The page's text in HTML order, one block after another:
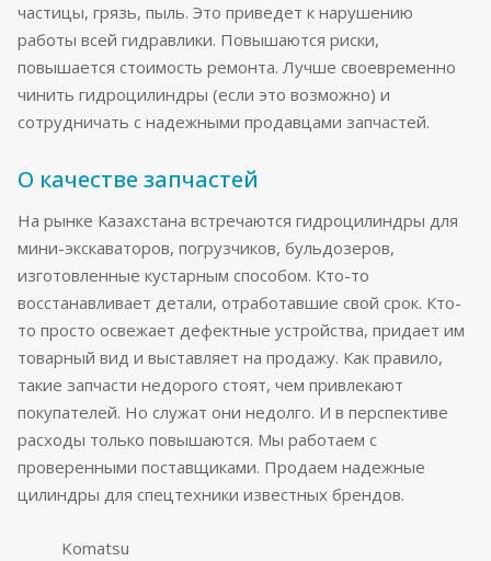
частицы, грязь, пыль. Это приведет к нарушению
работы всей гидравлики. Повышаются риски,
повышается стоимость ремонта. Лучше своевременно
чинить гидроцилиндры (если это возможно) и
сотрудничать с надежными продавцами запчастей.
О качестве запчастей
На рынке Казахстана встречаются гидроцилиндры для
мини-экскаваторов, погрузчиков, бульдозеров,
изготовленные кустарным способом. Кто-то
восстанавливает детали, отработавшие свой срок. Кто-
то просто освежает дефектные устройства, придает им
товарный вид и выставляет на продажу. Как правило,
такие запчасти недорого стоят, чем привлекают
покупателей. Но служат они недолго. И в перспективе
расходы только повышаются. Мы работаем с
проверенными поставщиками. Продаем надежные
цилиндры для спецтехники известных брендов.
Komatsu